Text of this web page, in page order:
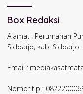
Box Redaksi
Alamat : Perumahan
Sidoarjo, kab. Sidoarjo.
Email :
Nomor tlp :